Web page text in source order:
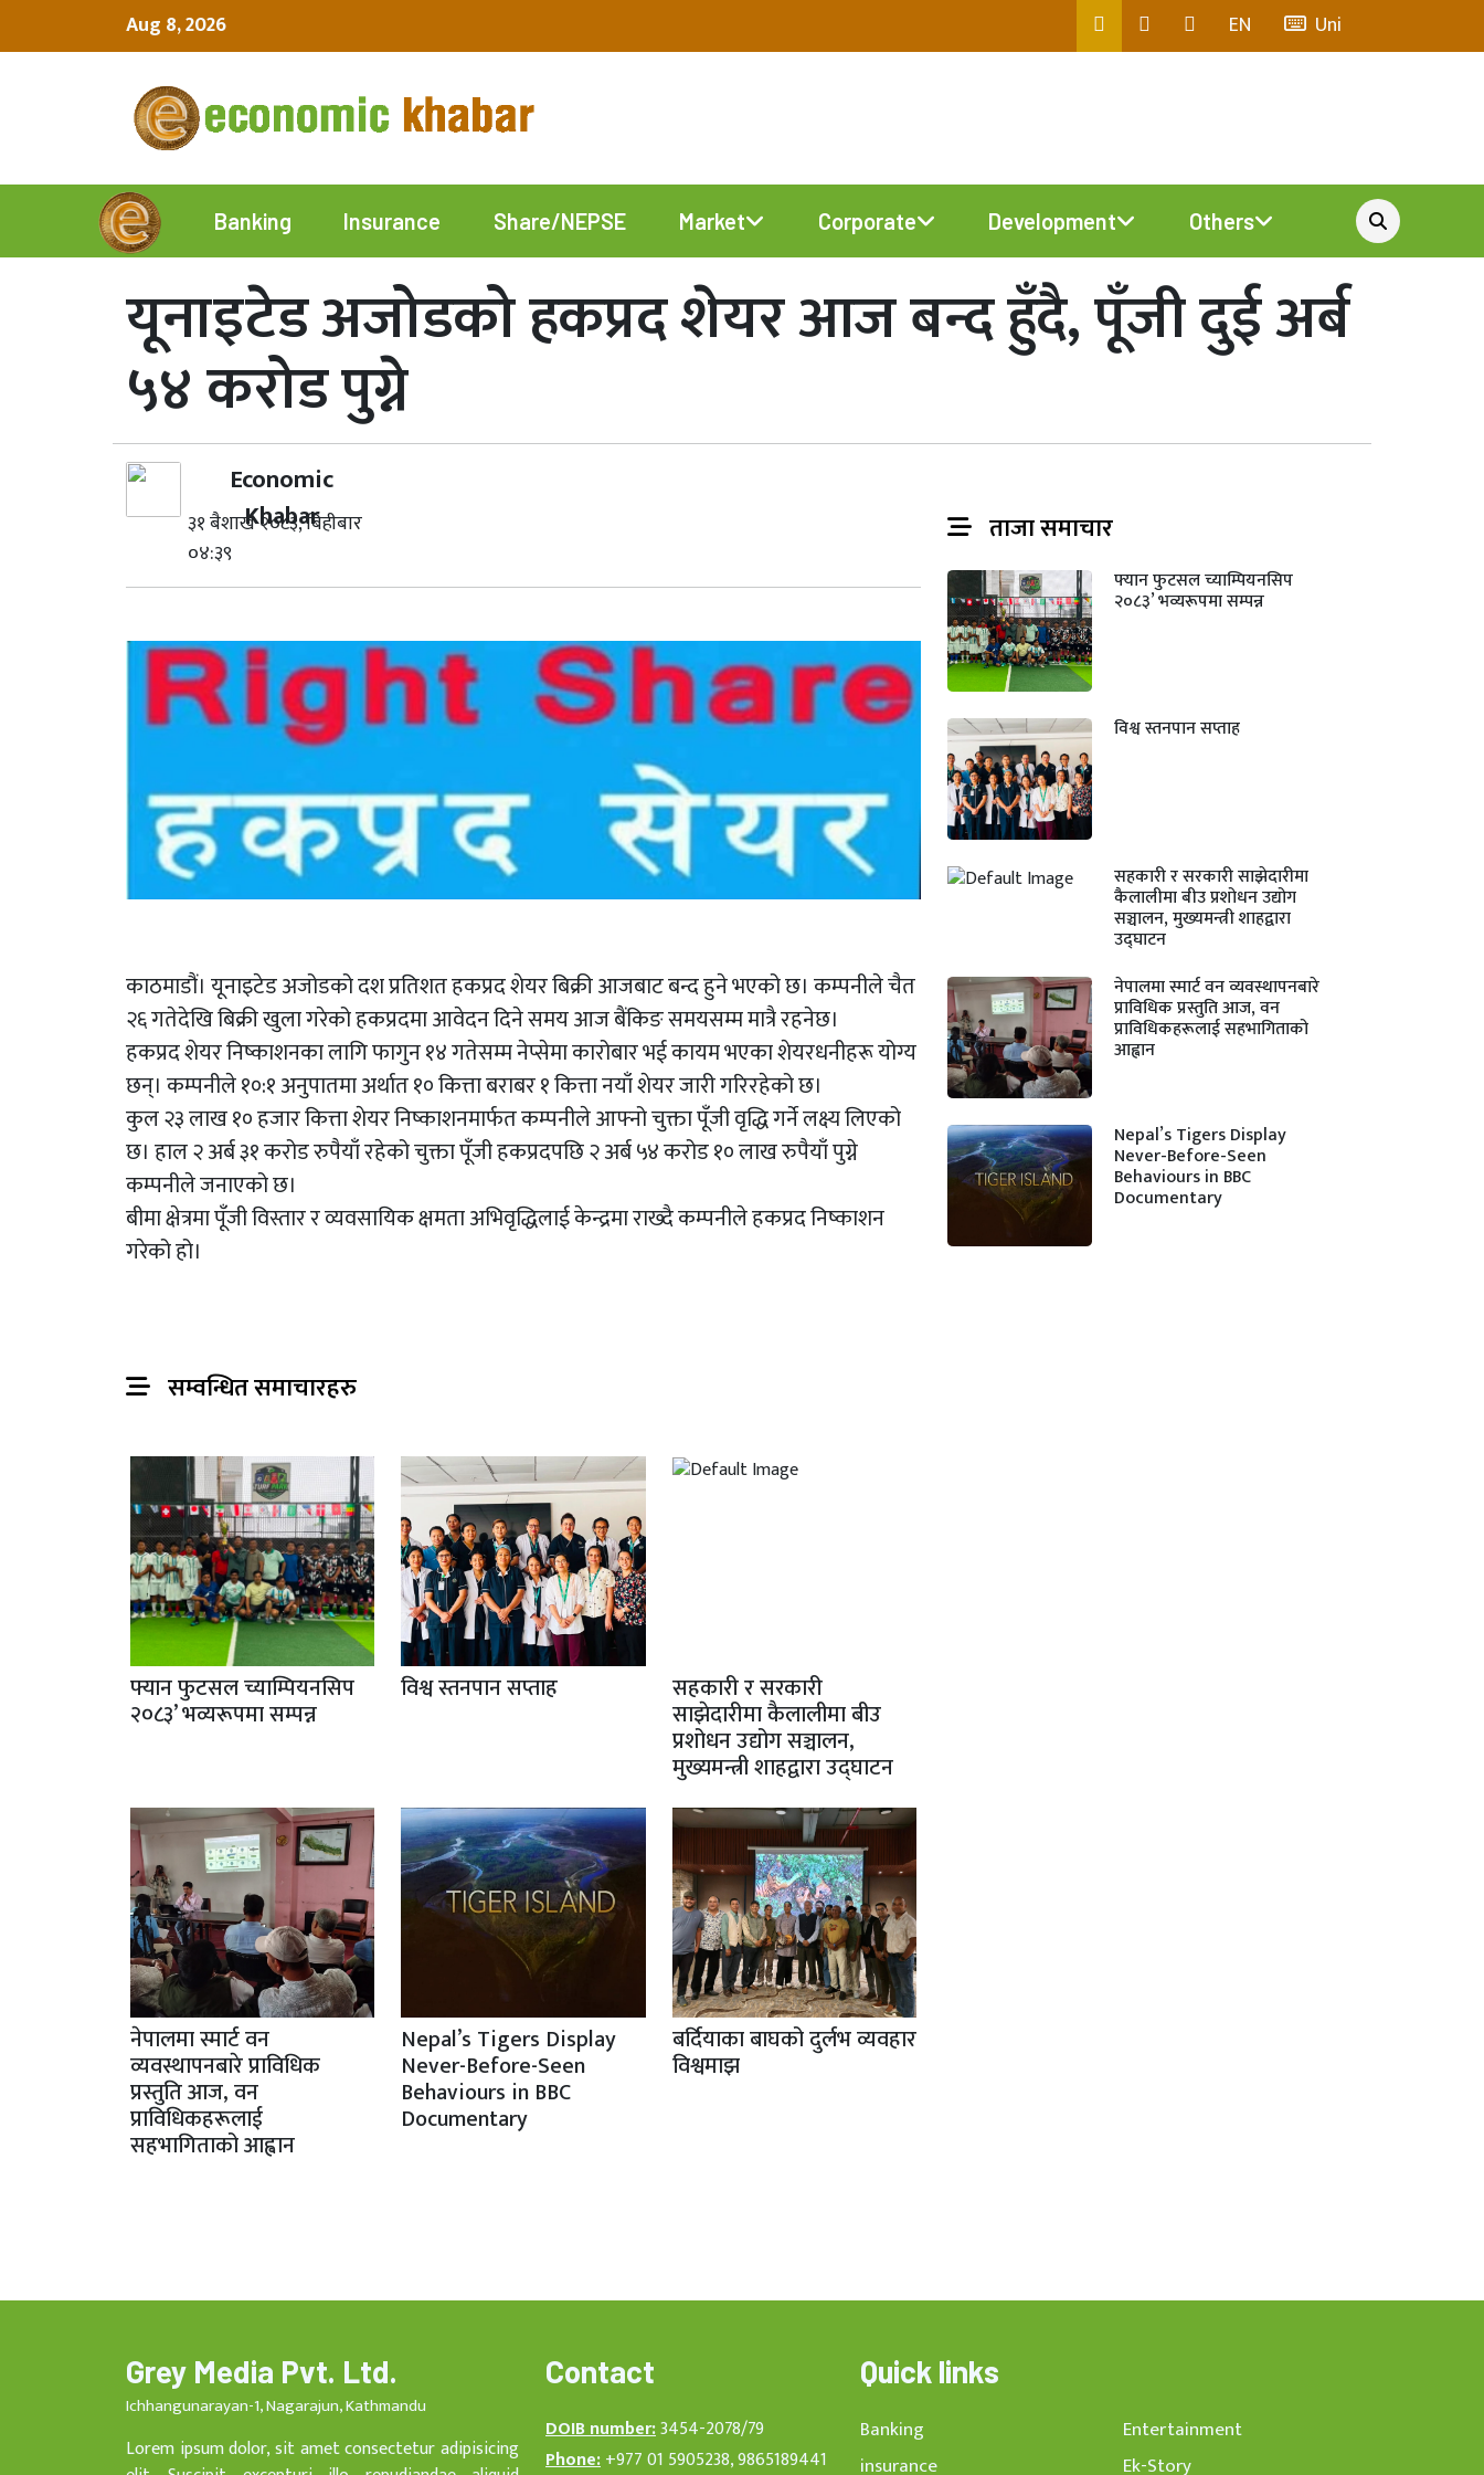
Aug 8, 2026 EN Uni
Banking Insurance Share/NEPSE Market Corporate Development Others
यूनाइटेड अजोडको हकप्रद शेयर आज बन्द हुँदै, पूँजी दुई अर्ब
५४ करोड पुग्ने
Economic
Khabar
३१ बैशाख २०८३, बिहीबार
०४:३९
काठमाडौं। यूनाइटेड अजोडको दश प्रतिशत हकप्रद शेयर बिक्री आजबाट बन्द हुने भएको छ। कम्पनीले चैत
२६ गतेदेखि बिक्री खुला गरेको हकप्रदमा आवेदन दिने समय आज बैंकिङ समयसम्म मात्रै रहनेछ।
हकप्रद शेयर निष्काशनका लागि फागुन १४ गतेसम्म नेप्सेमा कारोबार भई कायम भएका शेयरधनीहरू योग्य
छन्। कम्पनीले १०:१ अनुपातमा अर्थात १० कित्ता बराबर १ कित्ता नयाँ शेयर जारी गरिरहेको छ।
कुल २३ लाख १० हजार कित्ता शेयर निष्काशनमार्फत कम्पनीले आफ्नो चुक्ता पूँजी वृद्धि गर्ने लक्ष्य लिएको
छ। हाल २ अर्ब ३१ करोड रुपैयाँ रहेको चुक्ता पूँजी हकप्रदपछि २ अर्ब ५४ करोड १० लाख रुपैयाँ पुग्ने
कम्पनीले जनाएको छ।
बीमा क्षेत्रमा पूँजी विस्तार र व्यवसायिक क्षमता अभिवृद्धिलाई केन्द्रमा राख्दै कम्पनीले हकप्रद निष्काशन
गरेको हो।
सम्वन्धित समाचारहरु
फ्यान फुटसल च्याम्पियनसिप
२०८३’ भव्यरूपमा सम्पन्न
विश्व स्तनपान सप्ताह सहकारी र सरकारी
साझेदारीमा कैलालीमा बीउ
प्रशोधन उद्योग सञ्चालन,
मुख्यमन्त्री शाहद्वारा उद्घाटन
नेपालमा स्मार्ट वन
व्यवस्थापनबारे प्राविधिक
प्रस्तुति आज, वन
प्राविधिकहरूलाई
सहभागिताको आह्वान
Nepal’s Tigers Display
Never-Before-Seen
Behaviours in BBC
Documentary
बर्दियाका बाघको दुर्लभ व्यवहार
विश्वमाझ
ताजा समाचार
फ्यान फुटसल च्याम्पियनसिप
२०८३’ भव्यरूपमा सम्पन्न
विश्व स्तनपान सप्ताह
सहकारी र सरकारी साझेदारीमा
कैलालीमा बीउ प्रशोधन उद्योग
सञ्चालन, मुख्यमन्त्री शाहद्वारा
उद्घाटन
नेपालमा स्मार्ट वन व्यवस्थापनबारे
प्राविधिक प्रस्तुति आज, वन
प्राविधिकहरूलाई सहभागिताको
आह्वान
Nepal’s Tigers Display
Never-Before-Seen
Behaviours in BBC
Documentary
Grey Media Pvt. Ltd.
Ichhangunarayan-1, Nagarajun, Kathmandu
Lorem ipsum dolor, sit amet consectetur adipisicing
Contact
DOIB number:3454-2078/79
Phone:+977 01 5905238, 9865189441
Quick links
Banking
insurance
Entertainment
Ek-Story